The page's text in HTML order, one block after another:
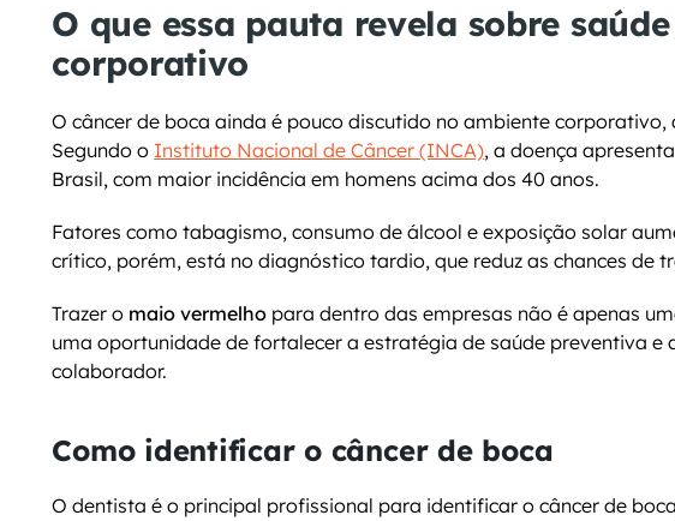
O que essa pauta revela sobre
corporativo
O câncer de boca ainda é pouco discutido no ambiente corporativo,
Segundo o Instituto Nacional de Câncer (INCA), a doença
Brasil, com maior incidência em homens acima dos 40 anos.
Fatores como tabagismo, consumo de álcool e exposição solar
crítico, porém, está no diagnóstico tardio, que reduz as chances de
Trazer o maio vermelho para dentro das empresas não é apenas
uma oportunidade de fortalecer a estratégia de saúde preventiva e
colaborador.
Como identificar o câncer de boca
O dentista é o principal profissional para identificar o câncer de